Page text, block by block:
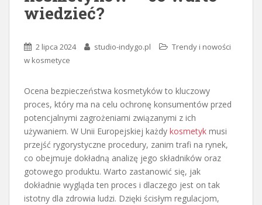
wiedzieć?
2 lipca 2024 studio-indygo.pl
Trendy i nowości
w kosmetyce
Ocena bezpieczeństwa kosmetyków to kluczowy
proces, który ma na celu ochronę konsumentów przed
potencjalnymi zagrożeniami związanymi z ich
używaniem. W Unii Europejskiej każdy kosmetyk musi
przejść rygorystyczne procedury, zanim trafi na rynek,
co obejmuje dokładną analizę jego składników oraz
gotowego produktu. Warto zastanowić się, jak
dokładnie wygląda ten proces i dlaczego jest on tak
istotny dla zdrowia ludzi. Dzięki ścisłym regulacjom,